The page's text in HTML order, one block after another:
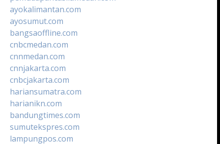
ayokalimantan.com
ayosumut.com
bangsaoffline.com
cnbcmedan.com
cnnmedan.com
cnnjakarta.com
cnbcjakarta.com
hariansumatra.com
harianikn.com
bandungtimes.com
sumutekspres.com
lampungpos.com